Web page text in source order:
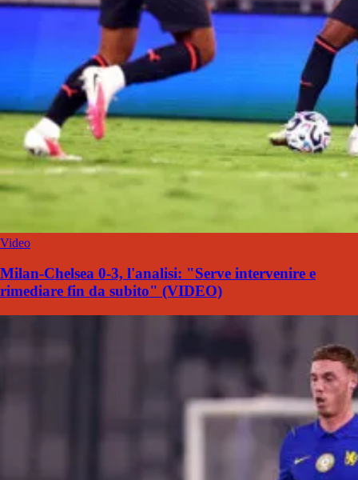
Video
Milan-Chelsea 0-3, l'analisi: "Serve intervenire e
rimediare fin da subito" (VIDEO)